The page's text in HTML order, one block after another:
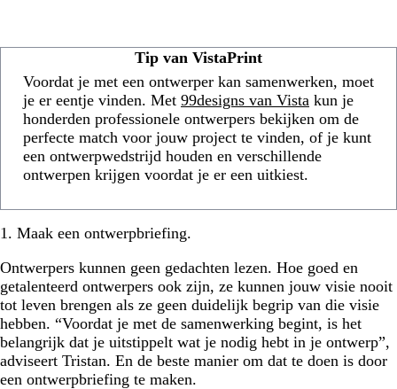
Tip van VistaPrint
Voordat je met een ontwerper kan samenwerken, moet
je er eentje vinden. Met 99designs van Vista kun je
honderden professionele ontwerpers bekijken om de
perfecte match voor jouw project te vinden, of je kunt
een ontwerpwedstrijd houden en verschillende
ontwerpen krijgen voordat je er een uitkiest.
1. Maak een ontwerpbriefing.
Ontwerpers kunnen geen gedachten lezen. Hoe goed en
getalenteerd ontwerpers ook zijn, ze kunnen jouw visie nooit
tot leven brengen als ze geen duidelijk begrip van die visie
hebben. “Voordat je met de samenwerking begint, is het
belangrijk dat je uitstippelt wat je nodig hebt in je ontwerp”,
adviseert Tristan. En de beste manier om dat te doen is door
een ontwerpbriefing te maken.